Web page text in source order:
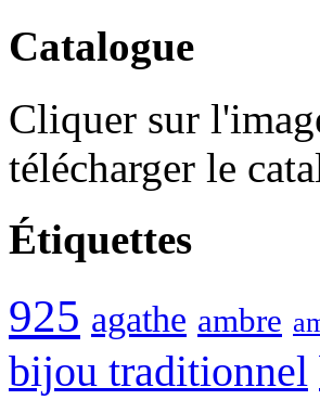
Catalogue
Cliquer sur
télécharger le
Étiquettes
925 agathe ambre
bijou traditionnel